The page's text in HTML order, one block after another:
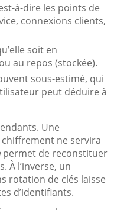
à-dire les points de
connexions clients,
soit en
au repos (stockée).
sous-estimé, qui
peut déduire à
Une
ne servira
permet de reconstituer
À l’inverse, un
rotation de clés laisse
d’identifiants.